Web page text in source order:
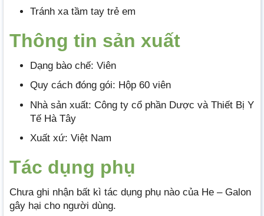
Tránh xa tầm tay trẻ em
Thông tin sản xuất
Dạng bào chế: Viên
Quy cách đóng gói: Hộp 60 viên
Nhà sản xuất: Công ty cổ phần Dược và Thiết Bị Y
Tế Hà Tây
Xuất xứ: Việt Nam
Tác dụng phụ
Chưa ghi nhận bất kì tác dụng phụ nào của He – Galon
gây hại cho người dùng.